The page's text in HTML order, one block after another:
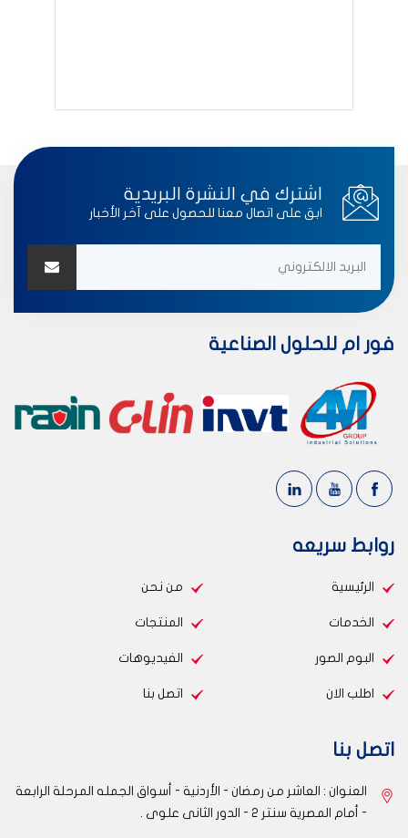
اشترك في النشرة البريدية
ابق على اتصال معنا للحصول على آخر الأخبار
فور ام للحلول الصناعية
روابط سريعه
الرئيسية من نحن
الخدمات المنتجات
البوم الصور الفيديوهات
اطلب الان اتصل بنا
اتصل بنا
العنوان : العاشر من رمضان - الأردنية - أسواق الجمله المرحلة الرابعة
- أمام المصرية سنتر 2 - الدور الثانى علوى .